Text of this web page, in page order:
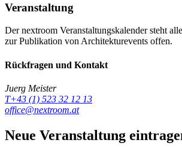
Veranstaltung
Der nextroom Veranstaltungskalender steht
zur Publikation von Architekturevents offen.
Rückfragen und Kontakt
Juerg Meister
T+43 (1) 523 32 12 13
office@nextroom.at
Neue Veranstaltung